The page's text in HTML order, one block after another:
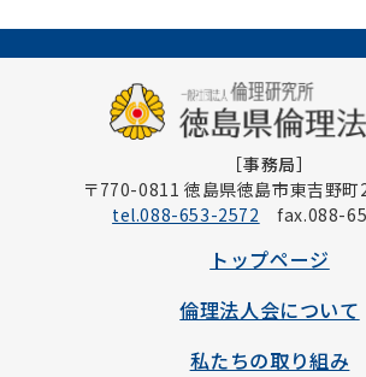
［事務局］
〒770-0811 徳島県徳島市東吉野
tel.088-653-2572 fax.088-
トップページ
倫理法人会について
私たちの取り組み